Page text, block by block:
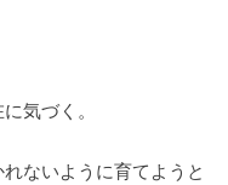
気づく。
ないように育てようと